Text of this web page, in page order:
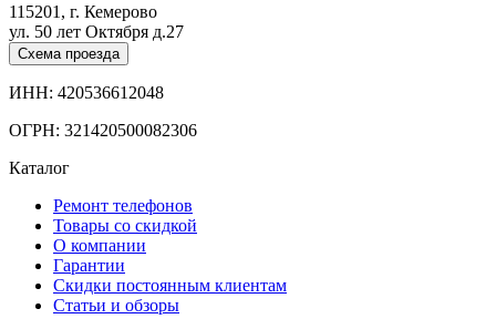
115201, г. Кемерово
ул. 50 лет Октября д.27
Схема проезда
ИНН: 420536612048
ОГРН: 321420500082306
Каталог
Ремонт телефонов
Товары со скидкой
О компании
Гарантии
Скидки постоянным клиентам
Статьи и обзоры